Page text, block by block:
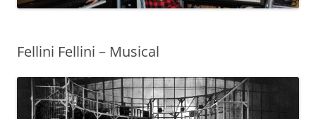
Fellini Fellini – Musical